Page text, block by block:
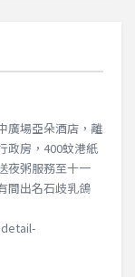
廣場亞朵酒店，離
政房，400蚊港紙
夜粥服務至十一
間出名石歧乳鴿